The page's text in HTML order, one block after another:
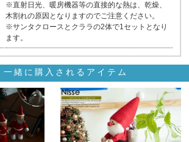
※直射日光、暖房機器等の直接的な熱は、乾燥、
木割れの原因となりますのでご注意ください。
※サンタクロースとクララの2体で1セットとなり
ます。
一緒に購入されるアイテム